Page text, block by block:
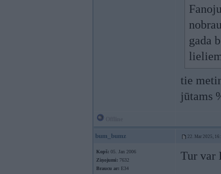
gada
tie
jūtams
bum_bumz 22. Mar 2025,
Kopš: 05. Jan 2006
Ziņojumi: 7632
Braucu ar: E34
Tur var